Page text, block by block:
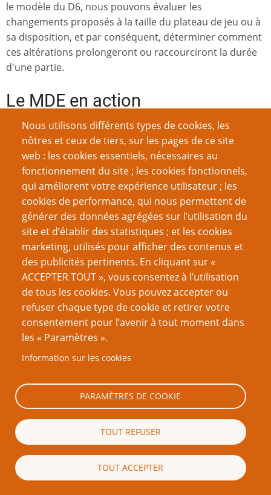
le modèle du D6, nous pouvons évaluer les
changements proposés à la taille du plateau de jeu ou à
sa disposition, et par conséquent, déterminer comment
ces altérations prolongeront ou raccourciront la durée
d'une partie.
Le MDE en action
Maintenant, considérons le développement ou
l'amélioration des composants de l'IA d'un jeu. Il est
souvent tentant d'idéaliser les composants de l'IA
comme les mécanismes d'uneboîte noire wikiqui, en
théorie, pourrait être intégrée dans plein de différents
projets avec une relative facilité. Mais comme la
méthode du MDE le suggère, les composants d'un jeu
ne peuvent être évalués « dans le vide », hors de leurs
effets sur le comportement du système du jeu ou de
l'expérience du joueur(6).
Premier Passage
Prenons comme exemple un jeu debaby-sitting
[Hunicke, 2004]. Votre superviseur a décidé qu'il serait
Votre joueur sera un.e baby-sitter, qui devra retrouver
La démo sera conçue pour mettre en valeur des
personnages simples mais émotifs (comme un bébé),
pour des jeux destinés aux enfants de 3 à 7 ans.
Quels sont les objectifs esthétiques de cette définition ?
L'Exploration et la Découverte seront probablement
Nous utilisons différents types de cookies, les
nôtres et ceux de tiers, sur les pages de ce site
web : les cookies essentiels, nécessaires au
fonctionnement du site ; les cookies fonctionnels,
qui améliorent votre expérience utilisateur ; les
cookies de performance, qui nous permettent de
générer des données agrégées sur l’utilisation du
site et d’établir des statistiques ; et les cookies
marketing, utilisés pour afficher des contenus et
des publicités pertinents. En cliquant sur «
ACCEPTER TOUT », vous consentez à l’utilisation
de tous les cookies. Vous pouvez accepter ou
refuser chaque type de cookie et retirer votre
consentement pour l’avenir à tout moment dans
les « Paramètres ».
Information sur les cookies
PARAMÈTRES DE COOKIE
TOUT REFUSER
TOUT ACCEPTER